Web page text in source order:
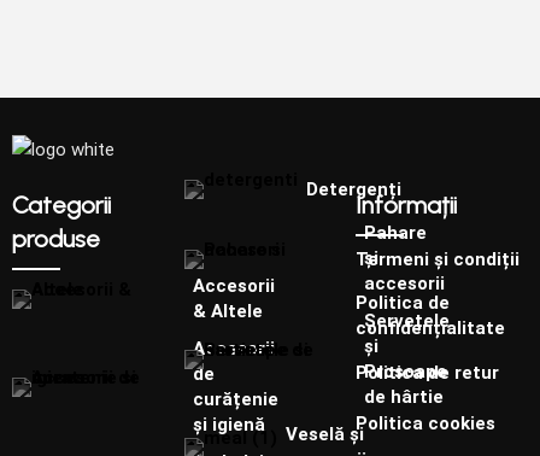
Categorii
produse
Accesorii
& Altele
Accesorii
de
curățenie
și igienă
Detergenți
Pahare
și
accesorii
Șervețele
și
Prosoape
de hârtie
Veselă și
Informații
Termeni și condiții
Politica de
confidențialitate
Politica de retur
Politica cookies